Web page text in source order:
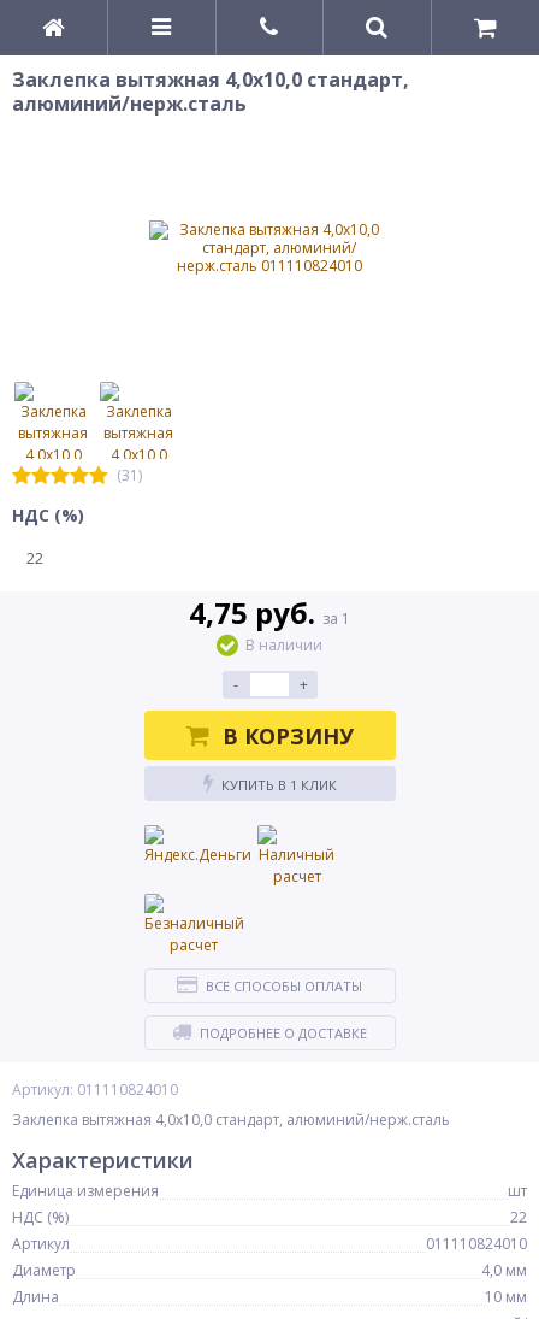
Заклепка вытяжная 4,0х10,0 стандарт,
алюминий/нерж.сталь
(31)
Артикул: 011110824010
Заклепка вытяжная 4,0х10,0 стандарт, алюминий/нерж.сталь
НДС (%)
22
4,75 руб. за 1
В наличии
-
+
В КОРЗИНУ
КУПИТЬ В 1 КЛИК
ВСЕ СПОСОБЫ ОПЛАТЫ
ПОДРОБНЕЕ О ДОСТАВКЕ
Характеристики
Единица измерения
шт
НДС (%)
22
Артикул
011110824010
Диаметр
4,0 мм
Длина
10 мм